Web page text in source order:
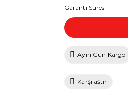
Garanti Süresi
Aynı Gün Kargo
Karşılaştır